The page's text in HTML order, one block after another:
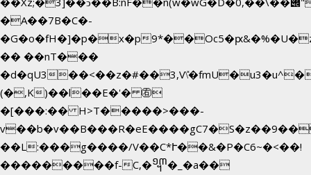
�A��7B�C�-
�G�o�fH�]�p�x�p
�� ��nT���
�d�qU3
(�,K)��l��E�'� ㊨
�[���:�� H>T�����>���-
��L:���g����/V��C*Ւ��&�P�C6~�<��!
���������f-C,�᧭�_�a��